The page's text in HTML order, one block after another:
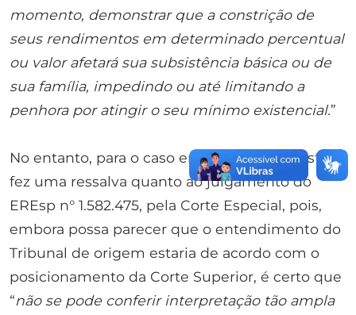
momento, demonstrar que a constrição de
seus rendimentos em determinado percentual
ou valor afetará sua subsistência básica ou de
sua família, impedindo ou até limitando a
penhora por atingir o seu mínimo existencial.”
No entanto, para o caso em debate, o Ministro
fez uma ressalva quanto ao julgamento do
EREsp n° 1.582.475, pela Corte Especial, pois,
embora possa parecer que o entendimento do
Tribunal de origem estaria de acordo com o
posicionamento da Corte Superior, é certo que
“não se pode conferir interpretação tão ampla